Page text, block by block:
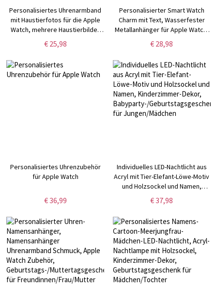
Personalisiertes Uhrenarmband
mit Haustierfotos für die Apple
Watch, mehrere Haustierbilder
UV-bedrucktes Silikon-
Uhrenarmband, individuelles
Tierliebhaber
€ 25,98
Personalisierter Smart Watch
Charm mit Text, Wasserfester
Metallanhänger für Apple Watch,
Uhrenband Accessoire,
Geburtstagsgeschenk für
€ 28,98
Personalisiertes Uhrenzubehör
für Apple Watch
€ 36,99
Individuelles LED-Nachtlicht aus
Acryl mit Tier-Elefant-Löwe-Motiv
und Holzsockel und Namen,
Kinderzimmer-Dekor,
Babyparty-/Geburtstagsgeschenk
€ 37,98